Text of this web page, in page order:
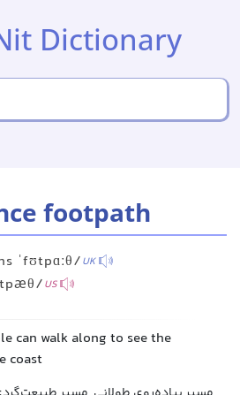
Dictionary
footpath
ˈfʊtpɑːθ/UK
US
can walk along to see the
coast